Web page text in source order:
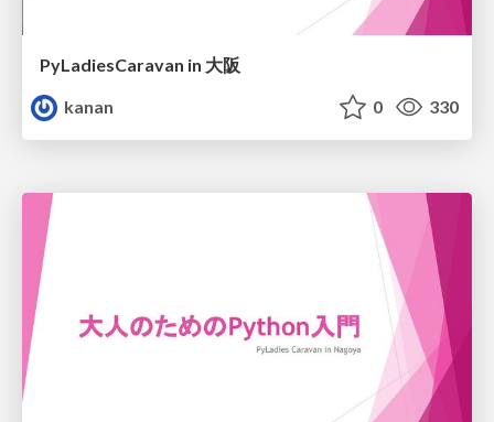
PyLadiesCaravan in 大阪
kanan
0 330